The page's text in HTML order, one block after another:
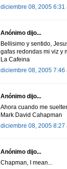
diciembre 08, 2005 6:31
Anónimo dijo...
Bellisimo y sentido,
gafas redondas mi viz y
La Cafeina
diciembre 08, 2005 7:46
Anónimo dijo...
Ahora cuando me
Mark David Cahapman
diciembre 08, 2005 8:27
Anónimo dijo...
Chapman, I mean...